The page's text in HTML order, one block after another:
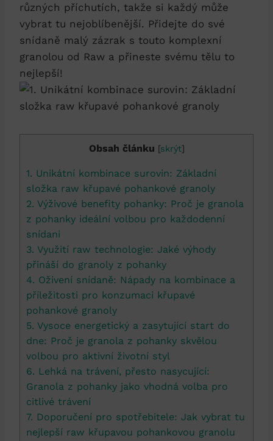
různých příchutích, takže si každý může
vybrat tu nejoblíbenější. Přidejte do své
snídaně malý zázrak s touto komplexní
granolou od Raw a přineste svému tělu to
nejlepší!
Obsah článku [skrýt]
1. Unikátní kombinace surovin: Základní
složka raw křupavé pohankové granoly
2. Výživové benefity pohanky: Proč je granola
z pohanky ideální volbou pro každodenní
snídani
3. Využití raw technologie: Jaké výhody
přináší do granoly z pohanky
4. Oživení snídaně: Nápady na kombinace a
příležitosti pro konzumaci křupavé
pohankové granoly
5. Vysoce energetický a zasytující start do
dne: Proč je granola z pohanky skvělou
volbou pro aktivní životní styl
6. Lehká na trávení, přesto nasycující:
Granola z pohanky jako vhodná volba pro
citlivé trávení
7. Doporučení pro spotřebitele: Jak vybrat tu
nejlepší raw křupavou pohankovou granolu